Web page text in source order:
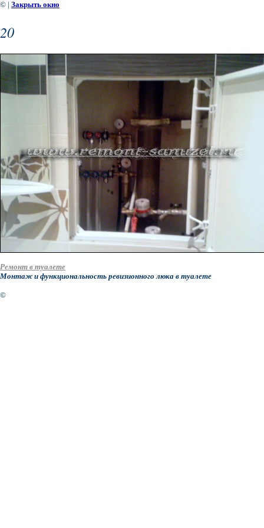
© | Закрыть окно
20
Ремонт в туалете
Монтаж и функциональность ревизионного люка в туалете
©